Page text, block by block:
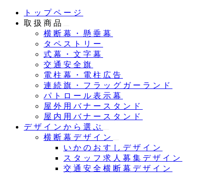
トップページ
取扱商品
横断幕・懸垂幕
タペストリー
式幕・文字幕
交通安全旗
電柱幕・電柱広告
連続旗・フラッグガーランド
パトロール表示幕
屋外用バナースタンド
屋内用バナースタンド
デザインから選ぶ
横断幕デザイン
いかのおすしデザイン
スタッフ求人募集デザイン
交通安全横断幕デザイン